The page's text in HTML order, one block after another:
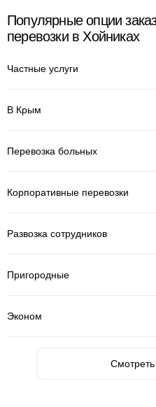
Популярные опции
перевозки в Хойниках
Частные услуги
В Крым
Перевозка больных
Корпоративные перевозки
Развозка сотрудников
Пригородные
Эконом